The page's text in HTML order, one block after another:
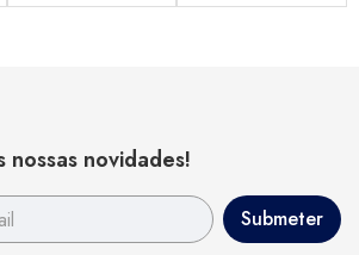
nossas novidades!